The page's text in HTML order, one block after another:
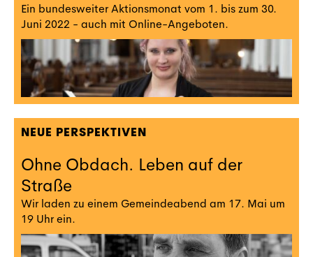
Ein bundesweiter Aktionsmonat vom 1. bis zum 30.
Juni 2022 - auch mit Online-Angeboten.
NEUE PERSPEKTIVEN
Ohne Obdach. Leben auf der
Straße
Wir laden zu einem Gemeindeabend am 17. Mai um
19 Uhr ein.